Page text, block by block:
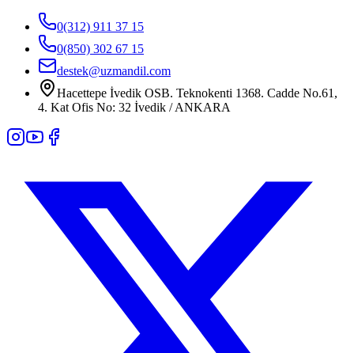
0(312) 911 37 15
0(850) 302 67 15
destek@uzmandil.com
Hacettepe İvedik OSB. Teknokenti 1368. Cadde No.61,
4. Kat Ofis No: 32 İvedik / ANKARA